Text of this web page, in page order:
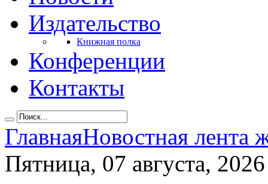
Издательство
Книжная полка
Конференции
Контакты
ГлавнаяНовостная лента
Пятница, 07 августа, 2026